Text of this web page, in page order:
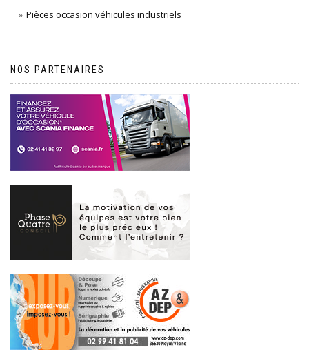
Pièces occasion véhicules industriels
NOS PARTENAIRES